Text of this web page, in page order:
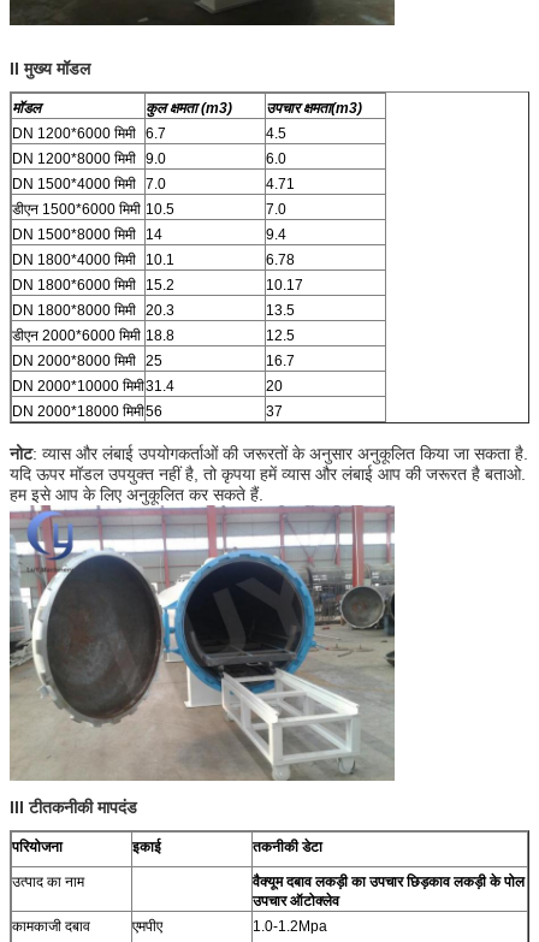
II मुख्य मॉडल
मॉडल कुल क्षमता (m3) उपचार क्षमता(m3)
DN 1200*6000 मिमी 6.7
4.5
DN 1200*8000 मिमी 9.0
6.0
DN 1500*4000 मिमी 7.0
4.71
डीएन 1500*6000 मिमी 10.5
7.0
DN 1500*8000 मिमी
14
9.4
DN 1800*4000 मिमी
10.1
6.78
DN 1800*6000 मिमी
15.2
10.17
DN 1800*8000 मिमी 20.3
13.5
डीएन 2000*6000 मिमी 18.8
12.5
DN 2000*8000 मिमी 25
16.7
DN 2000*10000 मिमी31.4
20
DN 2000*18000 मिमी56 37
नोट: व्यास और लंबाई उपयोगकर्ताओं की जरूरतों के अनुसार अनुकूलित किया जा सकता है.
यदि ऊपर मॉडल उपयुक्त नहीं है, तो कृपया हमें व्यास और लंबाई आप की जरूरत है बताओ.
हम इसे आप के लिए अनुकूलित कर सकते हैं.
III टीतकनीकी मापदंड
परियोजना इकाई तकनीकी डेटा
उत्पाद का नाम
वैक्यूम दबाव लकड़ी का उपचार छिड़काव लकड़ी के पोल
उपचार ऑटोक्लेव
कामकाजी दबाव
एमपीए 1.0-1.2Mpa